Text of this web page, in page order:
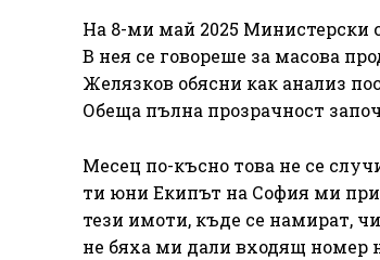
На 8-ми май 2025 Министерски
В нея се говореше за масова
Желязков обясни как анализ
Обеща пълна прозрачност
Месец по-късно това не се
ти юни Екипът на София ми
тези имоти, къде се намират,
не бяха ми дали входящ номер